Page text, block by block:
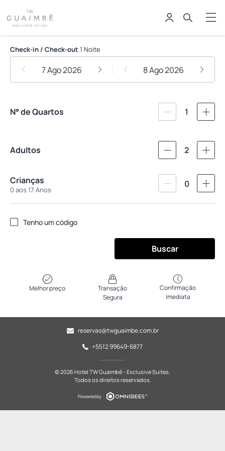
Hotel TW Guaimbê - Exclusive
Check-in / Check-out 1 Noite
7 Ago 2026 8 Ago 2026
N° de Quartos 1
Adultos 2
Crianças
0 aos 17 Anos
0
Tenho um código
Buscar
Melhor preço
Transação
Segura
Confirmação
Imediata
reservas@twguaimbe.com.br
+5512 99649-6877
© 2026 Hotel TW Guaimbê - Exclusive Suites.
Todos os direitos reservados.
Powered by